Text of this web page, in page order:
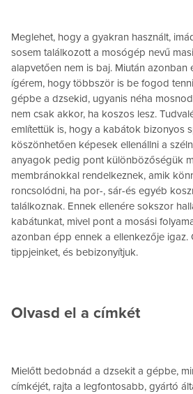
Meglehet, hogy a gyakran használt,
sosem találkozott a mosógép nevű
alapvetően nem is baj. Miután azonban
ígérem, hogy többször is be fogod
gépbe a dzsekid, ugyanis néha
nem csak akkor, ha koszos lesz.
említettük is, hogy a kabátok bizonyos
köszönhetően képesek ellenállni a
anyagok pedig pont különbözőségük
membránokkal rendelkeznek, amik
roncsolódni, ha por-, sár-és egyéb
találkoznak. Ennek ellenére sokszor
kabátunkat, mivel pont a mosási
azonban épp ennek a ellenkezője igaz.
tippjeinket, és bebizonyítjuk.
Olvasd el a címkét
Mielőtt bedobnád a dzsekit a gépbe,
címkéjét, rajta a legfontosabb, gyártó